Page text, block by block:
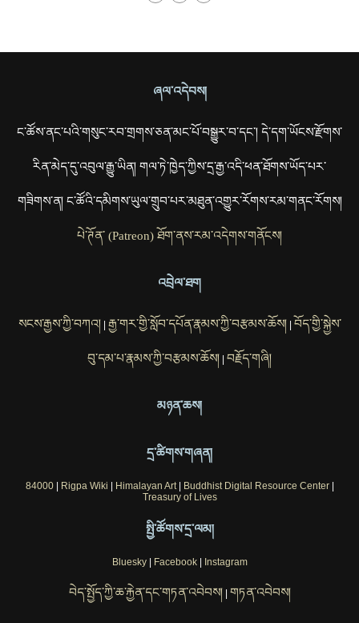
ཞལ་འདེབས།
ང་ཚོས་ནང་པའི་གསུང་རབ་གྲགས་ཅན་མང་པོ་བསྒྱུར་བ་དང་། དེ་དག་ཡོངས་རྫོགས་
རིན་མེད་དུ་འབུལ་རྒྱུ་ཡིན། གལ་ཏེ་ཁྱེད་ཀྱིས་དྲ་རྒྱ་འདི་ཕན་ཐོགས་ཡོད་པར་
གཟིགས་ན། ང་ཚོའི་དམིགས་ཡུལ་གྲུབ་པར་མཐུན་འགྱུར་རོགས་རམ་གནང་རོགས།
པེ་ཊོན་ (Patreon) ཐོག་ནས་རམ་འདེགས་གནོངས།
འབྲེལ་ཐག
སངས་རྒྱས་ཀྱི་བཀའ། རྒྱ་གར་གྱི་སློབ་དཔོན་རྣམས་ཀྱི་བརྩམས་ཆོས། བོད་གྱི་སྐྱེས་
བུ་དམ་པ་རྣམས་ཀྱི་བརྩམས་ཆོས། བརྗོད་གཞི།
མཉན་ཆས།
དྲ་ཚིགས་གཞན།
84000| Rigpa Wiki Himalayan Art| Buddhist Digital Resource Center|
Treasury of Lives
སྤྱི་ཚོགས་དྲ་ལམ།
Bluesky| Facebook| Instagram
བེད་སྤྱོད་ཀྱི་ཆ་རྐྱེན་དང་གཏན་འབེབས། གཏན་འབེབས།